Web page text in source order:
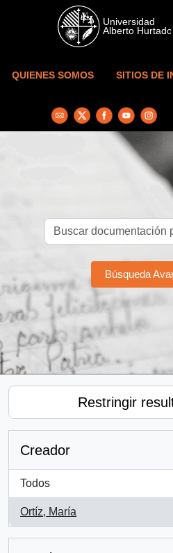
Skip to main content
QUIENES SOMOS SITIOS DE
Búsqueda
Restringir
Creador
Todos
Ortíz, María
, 1 resultados